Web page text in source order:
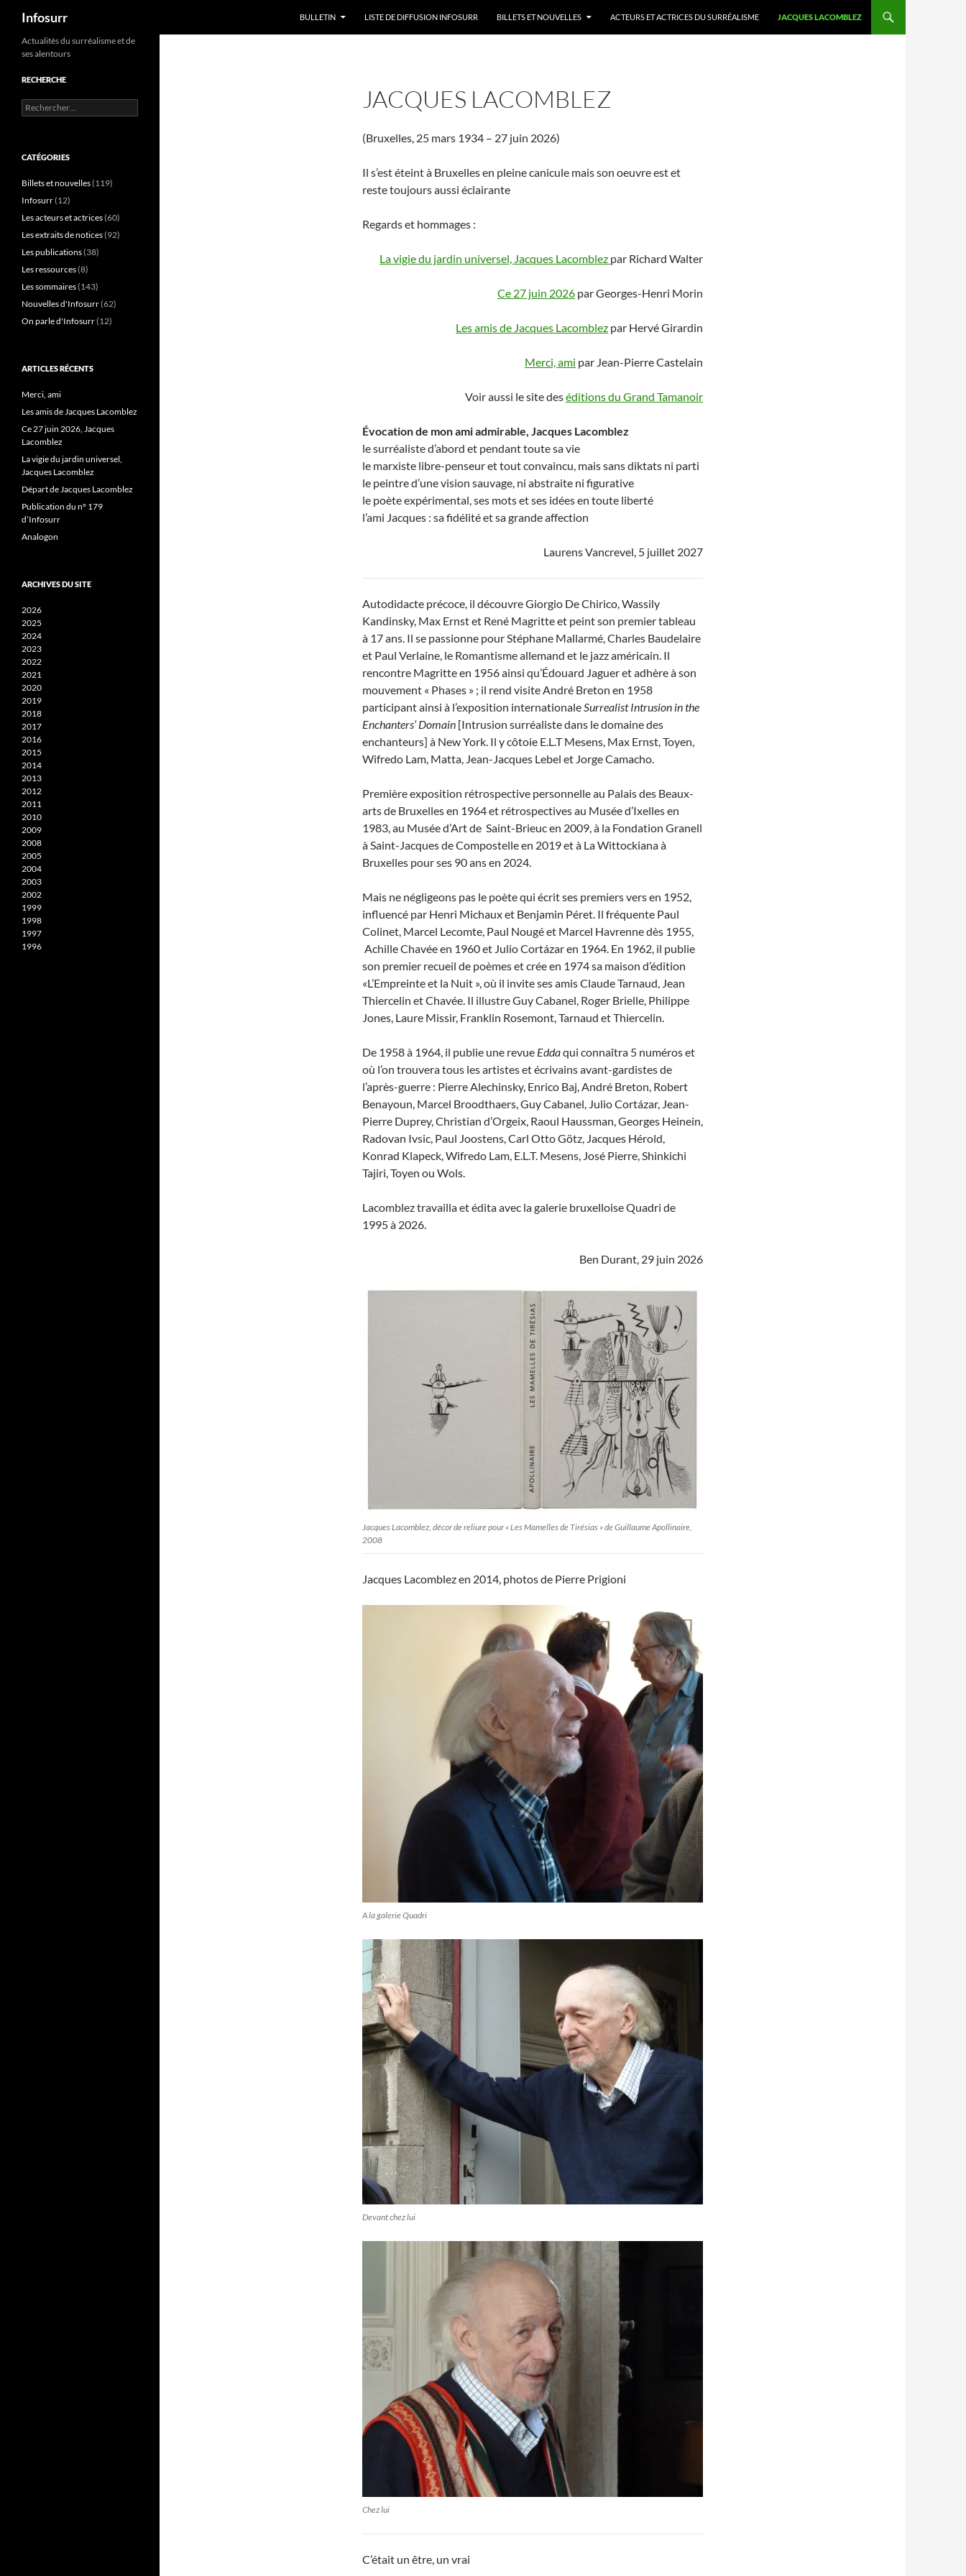
Aller
contenu
Infosurr BULLETIN LISTE DE DIFFUSION INFOSURR BILLETS ET NOUVELLES ACTEURS ET ACTRICES DU SURRÉALISME JACQUES LACOMBLEZ
JACQUES LACOMBLEZ
(Bruxelles, 25 mars 1934 – 27 juin 2026)
Il s’est éteint à Bruxelles en pleine canicule mais son oeuvre est et
reste toujours aussi éclairante
Regards et hommages :
La vigie du jardin universel, Jacques Lacomblez par Richard Walter
Ce 27 juin 2026 par Georges-Henri Morin
Les amis de Jacques Lacomblez par Hervé Girardin
Merci, ami par Jean-Pierre Castelain
Voir aussi le site deséditions du Grand Tamanoir
Évocation de mon ami admirable, Jacques Lacomblez
le surréaliste d’abord et pendant toute sa vie
le marxiste libre-penseur et tout convaincu, mais sans diktats ni parti
le peintre d’une vision sauvage, ni abstraite ni figurative
le poète expérimental, ses mots et ses idées en toute liberté
l’ami Jacques : sa fidélité et sa grande affection
Laurens Vancrevel, 5 juillet 2027
Autodidacte précoce, il découvre Giorgio De Chirico, Wassily
Kandinsky, Max Ernst et René Magritte et peint son premier tableau
à 17 ans. Il se passionne pour Stéphane Mallarmé, Charles Baudelaire
et Paul Verlaine, le Romantisme allemand et le jazz américain. Il
rencontre Magritte en 1956 ainsi qu’Édouard Jaguer et adhère à son
mouvement « Phases » ; il rend visite André Breton en 1958
participant ainsi à l’exposition internationaleSurrealist Intrusion in the
Enchanters’ Domain [Intrusion surréaliste dans le domaine des
enchanteurs] à New York. Il y côtoie E.L.T Mesens, Max Ernst, Toyen,
Wifredo Lam, Matta, Jean-Jacques Lebel et Jorge Camacho.
Première exposition rétrospective personnelle au Palais des Beaux-
arts de Bruxelles en 1964 et rétrospectives au Musée d’Ixelles en
1983, au Musée d’Art de Saint-Brieuc en 2009, à la Fondation Granell
à Saint-Jacques de Compostelle en 2019 et à La Wittockiana à
Bruxelles pour ses 90 ans en 2024.
Mais ne négligeons pas le poète qui écrit ses premiers vers en 1952,
influencé par Henri Michaux et Benjamin Péret. Il fréquente Paul
Colinet, Marcel Lecomte, Paul Nougé et Marcel Havrenne dès 1955,
Achille Chavée en 1960 et Julio Cortázar en 1964. En 1962, il publie
son premier recueil de poèmes et crée en 1974 sa maison d’édition
«L’Empreinte et la Nuit », où il invite ses amis Claude Tarnaud, Jean
Thiercelin et Chavée. Il illustre Guy Cabanel, Roger Brielle, Philippe
Jones, Laure Missir, Franklin Rosemont, Tarnaud et Thiercelin.
De 1958 à 1964, il publie une revue Eddaqui connaîtra 5 numéros et
où l’on trouvera tous les artistes et écrivains avant-gardistes de
l’après-guerre : Pierre Alechinsky, Enrico Baj, André Breton, Robert
Benayoun, Marcel Broodthaers, Guy Cabanel, Julio Cortázar, Jean-
Pierre Duprey, Christian d’Orgeix, Raoul Haussman, Georges Heinein,
Radovan Ivsic, Paul Joostens, Carl Otto Götz, Jacques Hérold,
Konrad Klapeck, Wifredo Lam, E.L.T. Mesens, José Pierre, Shinkichi
Tajiri, Toyen ou Wols.
Lacomblez travailla et édita avec la galerie bruxelloise Quadri de
1995 à 2026.
Ben Durant, 29 juin 2026
Jacques Lacomblez, décor de reliure pour « Les Mamelles de Tirésias » de Guillaume Apollinaire,
2008
Jacques Lacomblez en 2014, photos de Pierre Prigioni
A la galerie Quadri
Devant chez lui
Chez lui
C’était un être, un vrai
Actualités du surréalisme et de
ses alentours
RECHERCHE
Rechercher :
CATÉGORIES
Billets et nouvelles(119)
Infosurr(12)
Les acteurs et actrices(60)
Les extraits de notices(92)
Les publications(38)
Les ressources(8)
Les sommaires(143)
Nouvelles d'Infosurr(62)
On parle d'Infosurr(12)
ARTICLES RÉCENTS
Merci, ami
Les amis de Jacques Lacomblez
Ce 27 juin 2026, Jacques
Lacomblez
La vigie du jardin universel,
Jacques Lacomblez
Départ de Jacques Lacomblez
Publication du n° 179
d’Infosurr
Analogon
ARCHIVES DU SITE
2026
2025
2024
2023
2022
2021
2020
2019
2018
2017
2016
2015
2014
2013
2012
2011
2010
2009
2008
2005
2004
2003
2002
1999
1998
1997
1996